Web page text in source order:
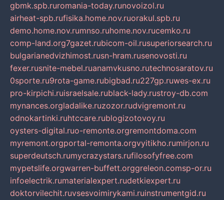
gbmk.spb.ruromania-today.runovoizol.ru
airheat-spb.rufisika.home.nov.ruorakul.spb.ru
demo.home.nov.rumnso.ruhome.nov.rucemko.ru
comp-land.org7gazet.rubicom-oil.rusuperiorsearch.ru
bulgarianedvizhimost.rusn-hram.rusenovosti.ru
fexer.rusnite-mebel.ruanamvkusno.rutechnosaratov.ru
0sporte.ru9rota-game.rubigbad.ru227gp.ruwes-ex.ru
pro-kirpichi.ruisraelsale.rublack-lady.rustroy-db.com
mynances.orgladalike.ruzozor.rudvigremont.ru
odnokartinki.ruhtccare.rublogizotovoy.ru
oysters-digital.ruo-remonte.orgremontdoma.com
myremont.orgportal-remonta.orgvyitikho.rumirjon.ru
superdeutsch.rumycrazystars.rufilosofyfree.com
mypetslife.orgwarren-buffett.orggreleon.comsp-or.ru
infoelectrik.rumaterialexpert.rudetkiexpert.ru
doktorvilechit.ruvsesvoimirykami.ruinstrumentgid.ru